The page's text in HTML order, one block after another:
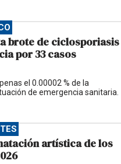
brote de ciclosporiasis
por 33 casos
el 0.00002 % de la
de emergencia sanitaria.
artística de los